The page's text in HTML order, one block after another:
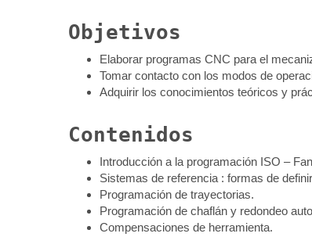
Objetivos
Elaborar programas CNC para el
Tomar contacto con los modos de
Adquirir los conocimientos teóricos y
Contenidos
Introducción a la programación ISO –
Sistemas de referencia : formas de
Programación de trayectorias.
Programación de chaflán y redondeo
Compensaciones de herramienta.